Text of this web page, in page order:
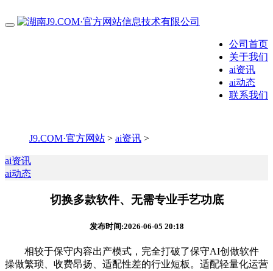
公司首页
关于我们
ai资讯
ai动态
联系我们
J9.COM·官方网站 > ai资讯 >
ai资讯
ai动态
切换多款软件、无需专业手艺功底
发布时间:2026-06-05 20:18
相较于保守内容出产模式，完全打破了保守AI创做软件
操做繁琐、收费昂扬、适配性差的行业短板。适配轻量化运营